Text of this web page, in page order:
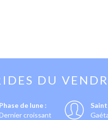
DU
Phase de lune :
croissant
Saint